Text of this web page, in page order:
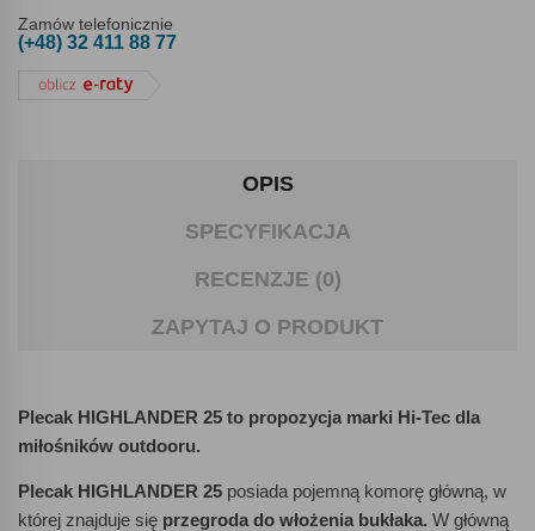
Zamów telefonicznie
(+48) 32 411 88 77
OPIS
SPECYFIKACJA
RECENZJE (0)
ZAPYTAJ O PRODUKT
Plecak HIGHLANDER 25 to propozycja marki Hi-Tec dla
miłośników outdooru.
Plecak HIGHLANDER 25 posiada pojemną komorę główną, w
której znajduje się przegroda do włożenia bukłaka. W główną